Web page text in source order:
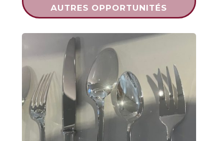
AUTRES OPPORTUNITÉS